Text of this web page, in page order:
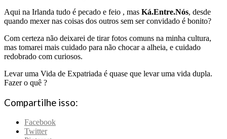
Aqui na Irlanda tudo é pecado e feio , mas Ká.Entre.Nós, desde
quando mexer nas coisas dos outros sem ser convidado é bonito?
Com certeza não deixarei de tirar fotos comuns na minha cultura,
mas tomarei mais cuidado para não chocar a alheia, e cuidado
redobrado com curiosos.
Levar uma Vida de Expatriada é quase que levar uma vida dupla.
Fazer o quê ?
Compartilhe isso:
Facebook
Twitter